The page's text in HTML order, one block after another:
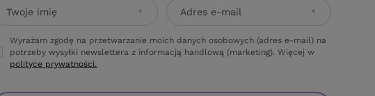
Twoje imię Adres e-mail
Wyrażam zgodę na przetwarzanie moich danych osobowych (adres e-mail) na
potrzeby wysyłki newslettera z informacją handlową (marketing). Więcej w
polityce prywatności.